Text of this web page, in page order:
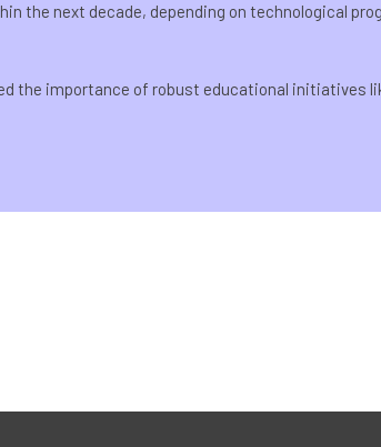
the next decade, depending on technological
the importance of robust educational initiatives